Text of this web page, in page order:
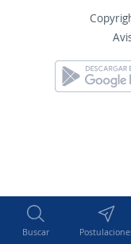
Buscar